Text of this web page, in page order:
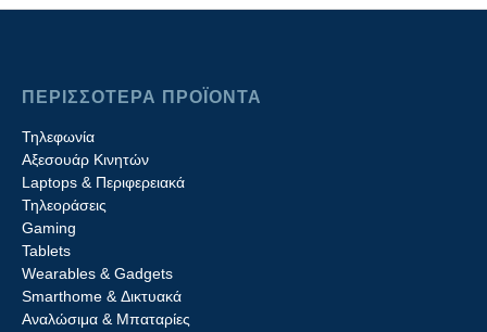
ΠΕΡΙΣΣΟΤΕΡΑ ΠΡΟΪΟΝΤΑ
Τηλεφωνία
Αξεσουάρ Κινητών
Laptops & Περιφερειακά
Τηλεοράσεις
Gaming
Tablets
Wearables & Gadgets
Smarthome & Δικτυακά
Aναλώσιμα & Μπαταρίες